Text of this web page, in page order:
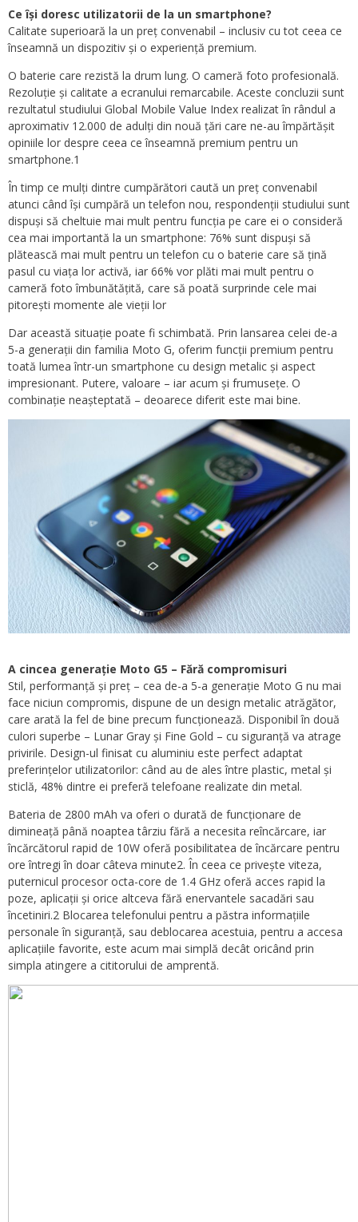
Ce își doresc utilizatorii de la un smartphone?
Calitate superioară la un preț convenabil – inclusiv cu tot ceea ce
înseamnă un dispozitiv și o experiență premium.
O baterie care rezistă la drum lung. O cameră foto profesională.
Rezoluție și calitate a ecranului remarcabile. Aceste concluzii sunt
rezultatul studiului Global Mobile Value Index realizat în rândul a
aproximativ 12.000 de adulți din nouă țări care ne-au împărtășit
opiniile lor despre ceea ce înseamnă premium pentru un
smartphone.1
În timp ce mulți dintre cumpărători caută un preț convenabil
atunci când își cumpără un telefon nou, respondenții studiului sunt
dispuși să cheltuie mai mult pentru funcția pe care ei o consideră
cea mai importantă la un smartphone: 76% sunt dispuși să
plătească mai mult pentru un telefon cu o baterie care să țină
pasul cu viața lor activă, iar 66% vor plăti mai mult pentru o
cameră foto îmbunătățită, care să poată surprinde cele mai
pitorești momente ale vieții lor
Dar această situație poate fi schimbată. Prin lansarea celei de-a
5-a generații din familia Moto G, oferim funcții premium pentru
toată lumea într-un smartphone cu design metalic și aspect
impresionant. Putere, valoare – iar acum și frumusețe. O
combinație neașteptată – deoarece diferit este mai bine.
A cincea generație Moto G5 – Fără compromisuri
Stil, performanță și preț – cea de-a 5-a generație Moto G nu mai
face niciun compromis, dispune de un design metalic atrăgător,
care arată la fel de bine precum funcționează. Disponibil în două
culori superbe – Lunar Gray și Fine Gold – cu siguranță va atrage
privirile. Design-ul finisat cu aluminiu este perfect adaptat
preferințelor utilizatorilor: când au de ales între plastic, metal și
sticlă, 48% dintre ei preferă telefoane realizate din metal.
Bateria de 2800 mAh va oferi o durată de funcționare de
dimineață până noaptea târziu fără a necesita reîncărcare, iar
încărcătorul rapid de 10W oferă posibilitatea de încărcare pentru
ore întregi în doar câteva minute2. În ceea ce privește viteza,
puternicul procesor octa-core de 1.4 GHz oferă acces rapid la
poze, aplicații și orice altceva fără enervantele sacadări sau
încetiniri.2 Blocarea telefonului pentru a păstra informațiile
personale în siguranță, sau deblocarea acestuia, pentru a accesa
aplicațiile favorite, este acum mai simplă decât oricând prin
simpla atingere a cititorului de amprentă.